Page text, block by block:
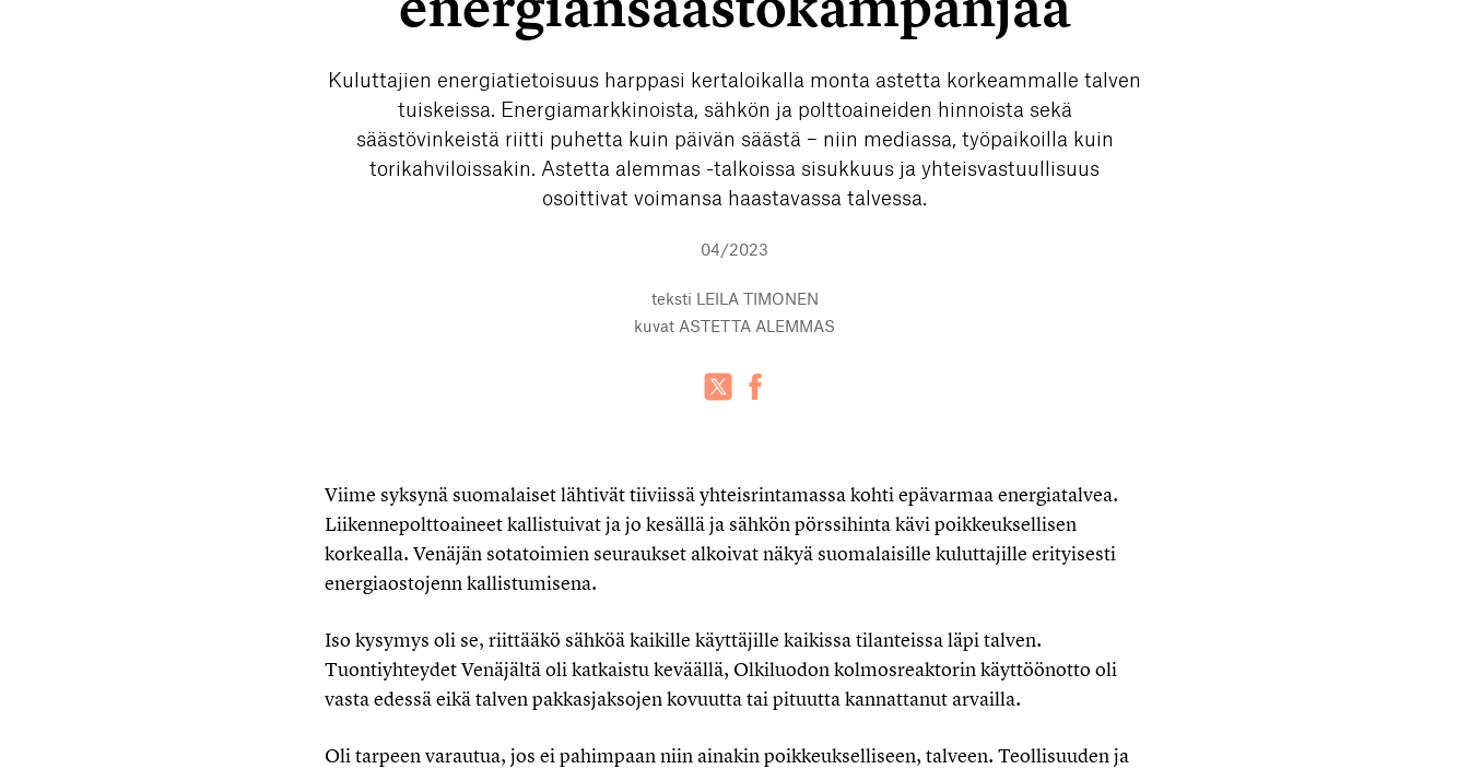
Kuluttajien energiatietoisuus harppasi kertaloikalla monta astetta korkeammalle talven
tuiskeissa. Energiamarkkinoista, sähkön ja polttoaineiden hinnoista sekä
säästövinkeistä riitti puhetta kuin päivän säästä – niin mediassa, työpaikoilla kuin
torikahviloissakin. Astetta alemmas -talkoissa sisukkuus ja yhteisvastuullisuus
osoittivat voimansa haastavassa talvessa.
04/2023
teksti LEILA TIMONEN
kuvat ASTETTA ALEMMAS
Viime syksynä suomalaiset lähtivät tiiviissä yhteisrintamassa kohti epävarmaa energiatalvea.
Liikennepolttoaineet kallistuivat ja jo kesällä ja sähkön pörssihinta kävi poikkeuksellisen
korkealla. Venäjän sotatoimien seuraukset alkoivat näkyä suomalaisille kuluttajille erityisesti
energiaostojenn kallistumisena.
Iso kysymys oli se, riittääkö sähköä kaikille käyttäjille kaikissa tilanteissa läpi talven.
Tuontiyhteydet Venäjältä oli katkaistu keväällä, Olkiluodon kolmosreaktorin käyttöönotto oli
vasta edessä eikä talven pakkasjaksojen kovuutta tai pituutta kannattanut arvailla.
Oli tarpeen varautua, jos ei pahimpaan niin ainakin poikkeukselliseen, talveen. Teollisuuden ja